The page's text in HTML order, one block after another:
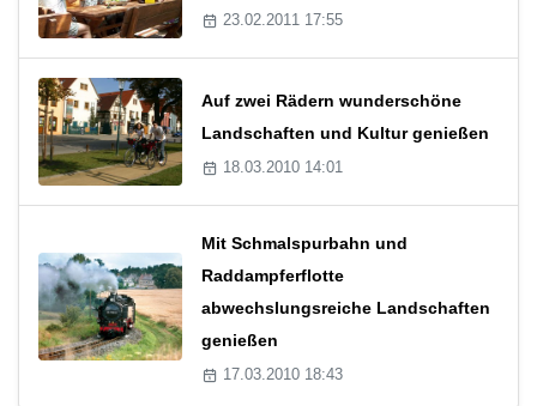
23.02.2011 17:55
Auf zwei Rädern wunderschöne
Landschaften und Kultur genießen
18.03.2010 14:01
Mit Schmalspurbahn und
Raddampferflotte
abwechslungsreiche Landschaften
genießen
17.03.2010 18:43